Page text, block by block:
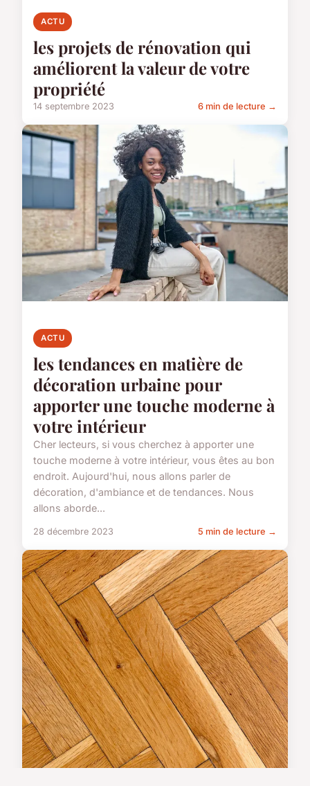
ACTU
les projets de rénovation qui
améliorent la valeur de votre
propriété
14 septembre 2023 6 min de lecture →
ACTU
les tendances en matière de
décoration urbaine pour
apporter une touche moderne à
votre intérieur
Cher lecteurs, si vous cherchez à apporter une
touche moderne à votre intérieur, vous êtes au bon
endroit. Aujourd'hui, nous allons parler de
décoration, d'ambiance et de tendances. Nous
allons aborde...
28 décembre 2023 5 min de lecture →